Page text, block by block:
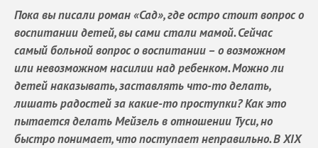
Пока вы писали роман «Сад», где остро стоит вопрос о
воспитании детей, вы сами стали мамой. Сейчас
самый больной вопрос о воспитании – о возможном
или невозможном насилии над ребенком. Можно ли
детей наказывать, заставлять что-то делать,
лишать радостей за какие-то проступки? Как это
пытается делать Мейзель в отношении Туси, но
быстро понимает, что поступает неправильно. В XIX